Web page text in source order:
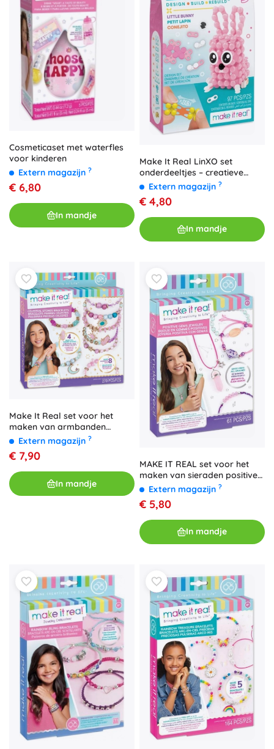
Cosmeticaset met waterfles
voor kinderen
Extern magazijn ?
€ 6,80
In mandje
Make It Real LinXO set
onderdeeltjes – creatieve
bouwset voor kinderen
Extern magazijn ?
€ 4,80
In mandje
Make It Real set voor het
maken van armbanden
Celestial Stones
Extern magazijn ?
€ 7,90
In mandje
MAKE IT REAL set voor het
maken van sieraden positive
gems – ketting en 3
Extern magazijn ?
€ 5,80
In mandje